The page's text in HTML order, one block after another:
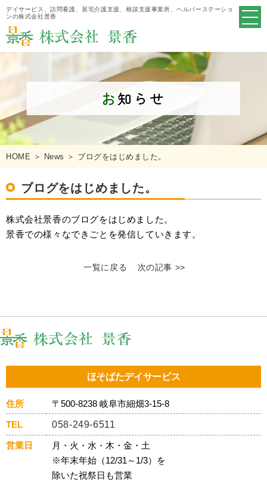
デイサービス、訪問看護、居宅介護支援、相談支援事業所、ヘルパーステーショ
ンの株式会社景香
お知らせ
HOME ＞ News ＞ ブログをはじめました。
ブログをはじめました。
株式会社景香のブログをはじめました。
景香での様々なできごとを発信していきます。
一覧に戻る 次の記事 >>
ほそばたデイサービス
住所 〒500-8238 岐阜市細畑3-15-8
TEL 058-249-6511
営業日
月・火・水・木・金・土
※年末年始（12/31～1/3）を
除いた祝祭日も営業